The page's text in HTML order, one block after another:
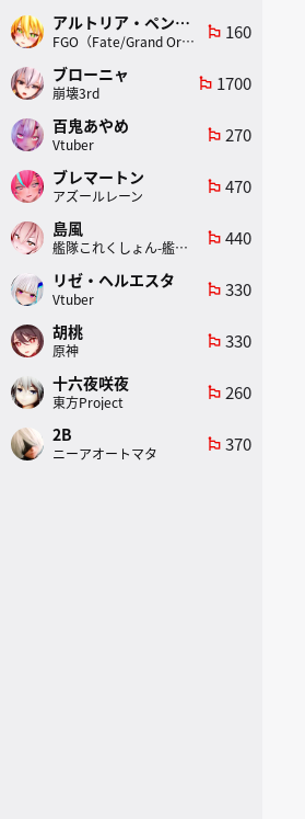
アルトリア・ペンドラゴン(ランサー)
FGO（Fate/Grand Order）
emoji_flags 160
ブローニャ
崩壊3rd
emoji_flags 1700
百鬼あやめ
Vtuber
emoji_flags 270
ブレマートン
アズールレーン
emoji_flags 470
島風
艦隊これくしょん-艦これ-
emoji_flags 440
リゼ・ヘルエスタ
Vtuber
emoji_flags 330
胡桃
原神
emoji_flags 330
十六夜咲夜
東方Project
emoji_flags 260
2B
ニーアオートマタ
emoji_flags 370